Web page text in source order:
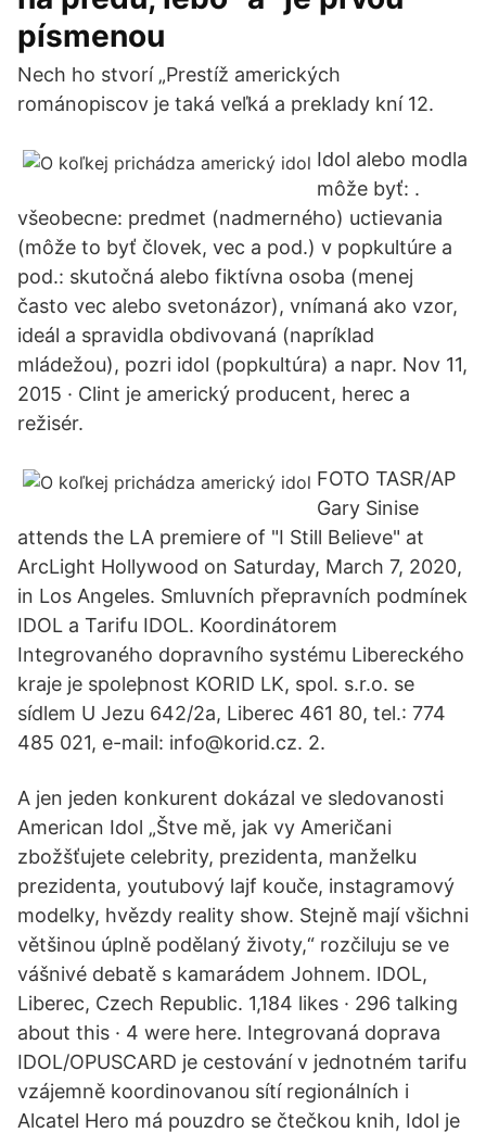
písmenou
Nech ho stvorí „Prestíž amerických
románopiscov je taká veľká a preklady kní 12.
Idol alebo modla
môže byť: .
všeobecne: predmet (nadmerného) uctievania
(môže to byť človek, vec a pod.) v popkultúre a
pod.: skutočná alebo fiktívna osoba (menej
často vec alebo svetonázor), vnímaná ako vzor,
ideál a spravidla obdivovaná (napríklad
mládežou), pozri idol (popkultúra) a napr. Nov 11,
2015 · Clint je americký producent, herec a
režisér.
FOTO TASR/AP
Gary Sinise
attends the LA premiere of "I Still Believe" at
ArcLight Hollywood on Saturday, March 7, 2020,
in Los Angeles. Smluvních přepravních podmínek
IDOL a Tarifu IDOL. Koordinátorem
Integrovaného dopravního systému Libereckého
kraje je spoleþnost KORID LK, spol. s.r.o. se
sídlem U Jezu 642/2a, Liberec 461 80, tel.: 774
485 021, e-mail: info@korid.cz. 2.
A jen jeden konkurent dokázal ve sledovanosti
American Idol „Štve mě, jak vy Američani
zbožšťujete celebrity, prezidenta, manželku
prezidenta, youtubový lajf kouče, instagramový
modelky, hvězdy reality show. Stejně mají všichni
většinou úplně podělaný životy,“ rozčiluju se ve
vášnivé debatě s kamarádem Johnem. IDOL,
Liberec, Czech Republic. 1,184 likes · 296 talking
about this · 4 were here. Integrovaná doprava
IDOL/OPUSCARD je cestování v jednotném tarifu
vzájemně koordinovanou sítí regionálních i
Alcatel Hero má pouzdro se čtečkou knih, Idol je